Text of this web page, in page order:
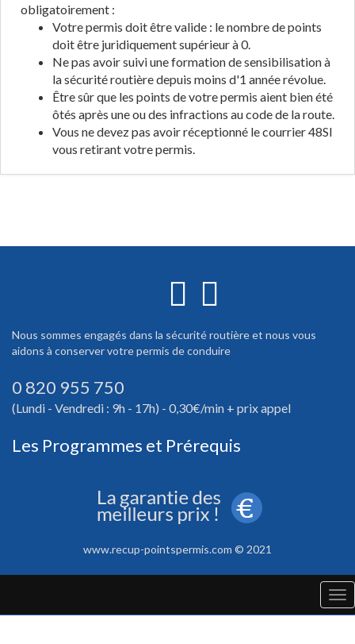
obligatoirement :
Votre permis doit être valide : le nombre de points
doit être juridiquement supérieur à 0.
Ne pas avoir suivi une formation de sensibilisation à
la sécurité routière depuis moins d'1 année révolue.
Être sûr que les points de votre permis aient bien été
ôtés après une ou des infractions au code de la route.
Vous ne devez pas avoir réceptionné le courrier 48SI
vous retirant votre permis.
Nous sommes engagés dans la sécurité routière et nous vous
aidons à conserver votre permis de conduire
0 820 955 750
(Lundi - Vendredi : 9h - 17h) - 0,30€/min + prix appel
Les Programmes et Prérequis
www.recup-pointspermis.com © 2021